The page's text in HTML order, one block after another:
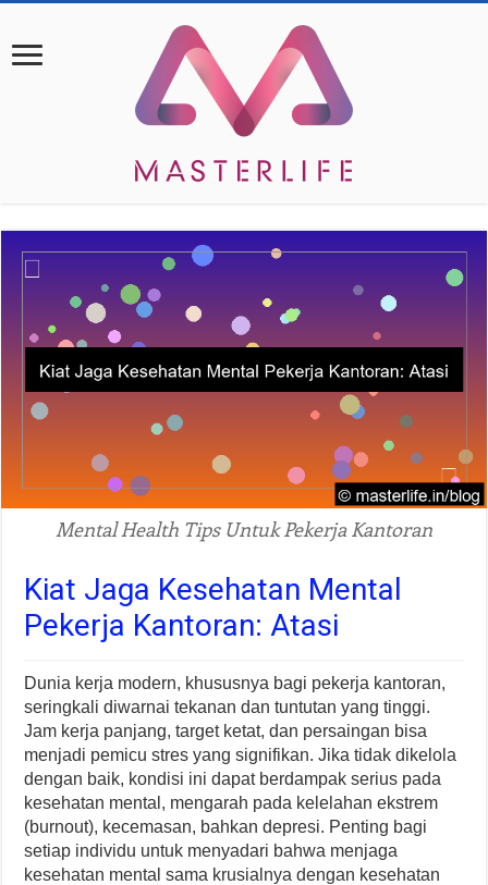
Mental Health Tips Untuk Pekerja Kantoran
Kiat Jaga Kesehatan Mental
Pekerja Kantoran: Atasi
Dunia kerja modern, khususnya bagi pekerja kantoran,
seringkali diwarnai tekanan dan tuntutan yang tinggi.
Jam kerja panjang, target ketat, dan persaingan bisa
menjadi pemicu stres yang signifikan. Jika tidak dikelola
dengan baik, kondisi ini dapat berdampak serius pada
kesehatan mental, mengarah pada kelelahan ekstrem
(burnout), kecemasan, bahkan depresi. Penting bagi
setiap individu untuk menyadari bahwa menjaga
kesehatan mental sama krusialnya dengan kesehatan